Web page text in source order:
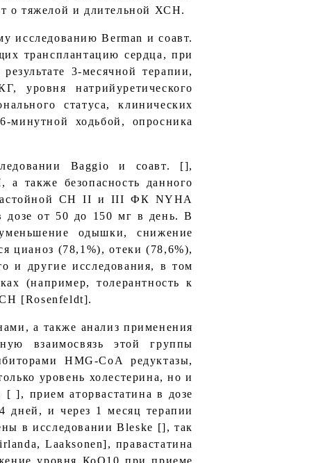
о тяжелой и длительной ХСН.
исследованию Berman и соавт.
трансплантацию сердца, при
3-месячной терапии,
уровня натрийуретического
статуса, клинических
ходьбой, опросника
Baggio и соавт. [],
также безопасность данного
застойной СН II и III ФК NYHA
дозе от 50 до 150 мг в день. В
одышки, снижение
цианоз (78,1%), отеки (78,6%),
и другие исследования, в том
(например, толерантность к
[Rosenfeldt].
а также анализ применения
взаимосвязь этой группы
HMG-CoA редуктазы,
уровень холестерина, но и
], прием аторвастатина в дозе
дней, и через 1 месяц терапии
в исследовании Bleske [], так
Laaksonen], правастатина
уровня КоQ10 при приеме